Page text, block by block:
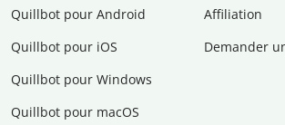
Quillbot pour Android
Quillbot pour iOS
Quillbot pour Windows
Quillbot pour macOS
Affiliation
Demander